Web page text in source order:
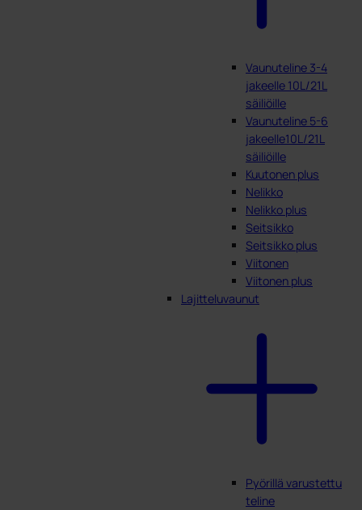
Vaunuteline 3-4
jakeelle 10L/21L
säiliöille
Vaunuteline 5-6
jakeelle10L/21L
säiliöille
Kuutonen plus
Nelikko
Nelikko plus
Seitsikko
Seitsikko plus
Viitonen
Viitonen plus
Lajitteluvaunut
Pyörillä varustettu
teline